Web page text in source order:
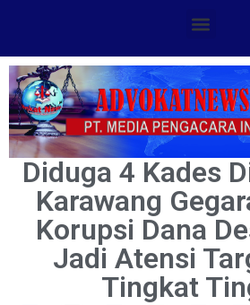
Diduga 4 Kades
Karawang
Korupsi Dana
Jadi Atensi
Tingkat